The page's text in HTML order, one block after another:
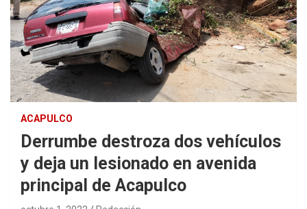
ACAPULCO
Derrumbe destroza dos vehículos
y deja un lesionado en avenida
principal de Acapulco